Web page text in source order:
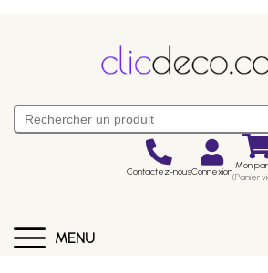
Contactez-nousConnexion Mon
(Panier
MENU